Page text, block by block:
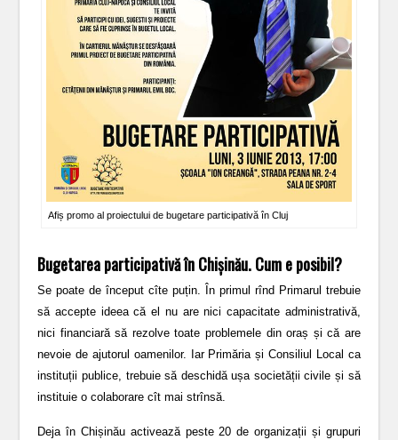
Afiș promo al proiectului de bugetare participativă în Cluj
Bugetarea participativă în Chișinău. Cum e posibil?
Se poate de început cîte puțin. În primul rînd Primarul trebuie
să accepte ideea că el nu are nici capacitate administrativă,
nici financiară să rezolve toate problemele din oraș și că are
nevoie de ajutorul oamenilor. Iar Primăria și Consiliul Local ca
instituții publice, trebuie să deschidă ușa societății civile și să
instituie o colaborare cît mai strînsă.
Deja în Chișinău activează peste 20 de organizații și grupuri